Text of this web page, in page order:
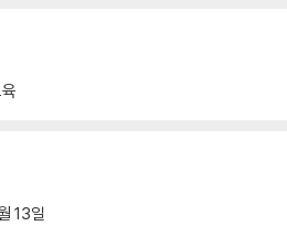
생의 수준이 달라집니다
언어’
대체 왜 그럴까요?
기와 희망을 주는 말
을 길러 주세요
13일